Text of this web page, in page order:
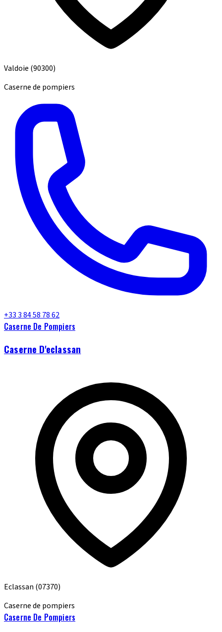
Valdoie (90300)
Caserne de pompiers
+33 3 84 58 78 62
Caserne De Pompiers
Caserne D'eclassan
Eclassan (07370)
Caserne de pompiers
Caserne De Pompiers